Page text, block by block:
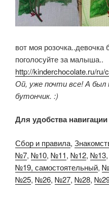
вот моя
поголосуйте за малыша..
http://kinderchocolate.ru/ru/
Ой, уже почти все! А был
бутончик. :)
Для удобства
Сбор и правила,
№7, №10, №11, №12, №13,
№19, самостоятельный,
№25, №26, №27, №28,